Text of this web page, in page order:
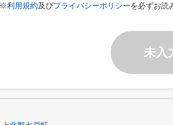
※利用規約及びプライバシーポリシーを必ずお読
未入